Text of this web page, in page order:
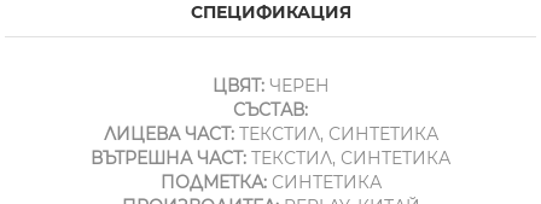
СПЕЦИФИКАЦИЯ
ЦВЯТ:ЧЕРЕН
СЪСТАВ:
ЛИЦЕВА ЧАСТ:ТЕКСТИЛ, СИНТЕТИКА
ВЪТРЕШНА ЧАСТ: ТЕКСТИЛ, СИНТЕТИКА
ПОДМЕТКА:СИНТЕТИКА